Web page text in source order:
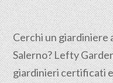
Cerchi un giardiniere
Salerno? Lefty
giardinieri certificati